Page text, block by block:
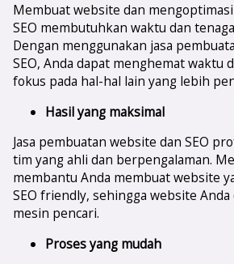
Membuat website dan
SEO membutuhkan waktu dan
Dengan menggunakan jasa
SEO, Anda dapat menghemat waktu
fokus pada hal-hal lain yang lebih
Hasil yang maksimal
Jasa pembuatan website dan SEO
tim yang ahli dan berpengalaman.
membantu Anda membuat website
SEO friendly, sehingga website
mesin pencari.
Proses yang mudah